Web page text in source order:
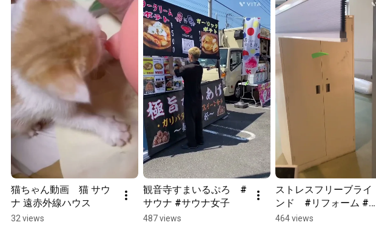
猫ちゃん動画　猫 サウ
ナ 遠赤外線ハウス
32 views
観音寺すまいるぷろ　#
サウナ #サウナ女子
487 views
ストレスフリーブライ
ンド　#リフォーム #ブ
ラインド #カーテン #ひ
464 views